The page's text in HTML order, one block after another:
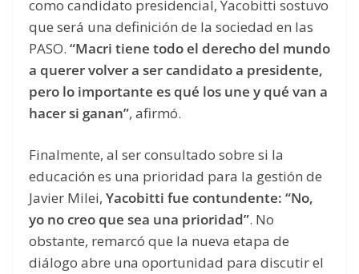
como candidato presidencial, Yacobitti sostuvo
que será una definición de la sociedad en las
PASO. “Macri tiene todo el derecho del mundo
a querer volver a ser candidato a presidente,
pero lo importante es qué los une y qué van a
hacer si ganan”, afirmó.
Finalmente, al ser consultado sobre si la
educación es una prioridad para la gestión de
Javier Milei, Yacobitti fue contundente: “No,
yo no creo que sea una prioridad”. No
obstante, remarcó que la nueva etapa de
diálogo abre una oportunidad para discutir el